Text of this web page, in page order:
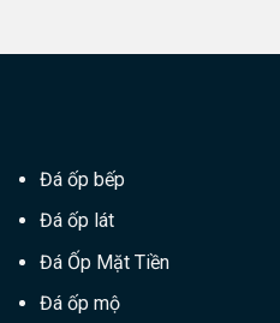
Đá ốp bếp
Đá ốp lát
Đá Ốp Mặt Tiền
Đá ốp mộ